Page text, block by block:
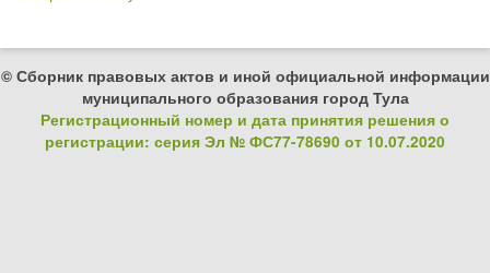
© Сборник правовых актов и иной официальной информации
муниципального образования город Тула
Регистрационный номер и дата принятия решения о
регистрации: серия Эл № ФС77-78690 от 10.07.2020